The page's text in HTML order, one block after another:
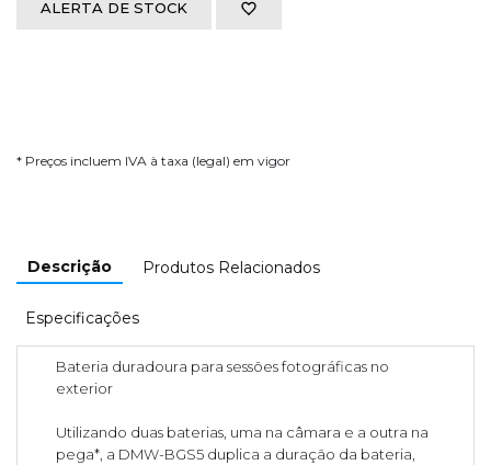
ALERTA DE STOCK
* Preços incluem IVA à taxa (legal) em vigor
Descrição Produtos Relacionados
Especificações
Bateria duradoura para sessões fotográficas no
exterior
Utilizando duas baterias, uma na câmara e a outra na
pega*, a DMW-BGS5 duplica a duração da bateria,